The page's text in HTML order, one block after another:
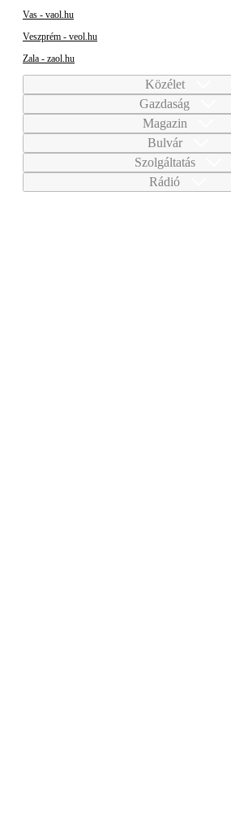
Vas - vaol.hu
Veszprém - veol.hu
Zala - zaol.hu
Közélet
Gazdaság
Magazin
Bulvár
Szolgáltatás
Rádió